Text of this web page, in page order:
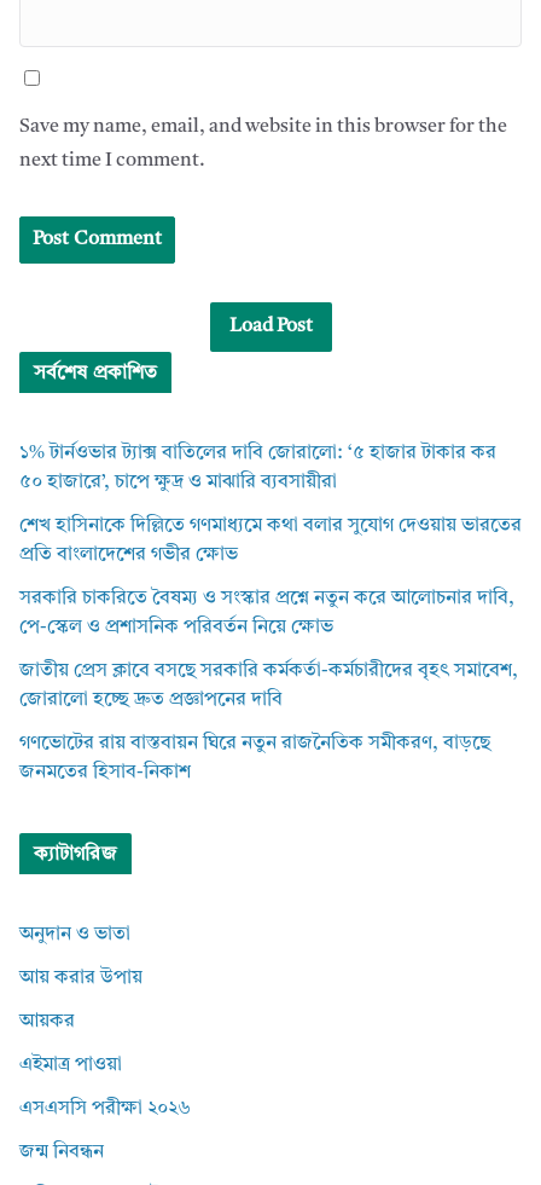
Save my name, email, and website in this browser for the
next time I comment.
Load Post
সর্বশেষ প্রকাশিত
১% টার্নওভার ট্যাক্স বাতিলের দাবি জোরালো: ‘৫ হাজার টাকার কর
৫০ হাজারে’, চাপে ক্ষুদ্র ও মাঝারি ব্যবসায়ীরা
শেখ হাসিনাকে দিল্লিতে গণমাধ্যমে কথা বলার সুযোগ দেওয়ায় ভারতের
প্রতি বাংলাদেশের গভীর ক্ষোভ
সরকারি চাকরিতে বৈষম্য ও সংস্কার প্রশ্নে নতুন করে আলোচনার দাবি,
পে-স্কেল ও প্রশাসনিক পরিবর্তন নিয়ে ক্ষোভ
জাতীয় প্রেস ক্লাবে বসছে সরকারি কর্মকর্তা-কর্মচারীদের বৃহৎ সমাবেশ,
জোরালো হচ্ছে দ্রুত প্রজ্ঞাপনের দাবি
গণভোটের রায় বাস্তবায়ন ঘিরে নতুন রাজনৈতিক সমীকরণ, বাড়ছে
জনমতের হিসাব-নিকাশ
ক্যাটাগরিজ
অনুদান ও ভাতা
আয় করার উপায়
আয়কর
এইমাত্র পাওয়া
এসএসসি পরীক্ষা ২০২৬
জন্ম নিবন্ধন